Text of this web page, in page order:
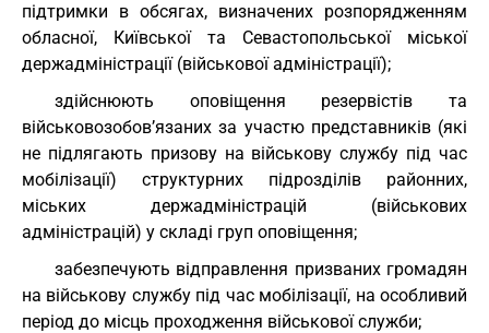
підтримки в обсягах, визначених розпорядженням
обласної, Київської та Севастопольської міської
держадміністрації (військової адміністрації);
здійснюють оповіщення резервістів та
військовозобов’язаних за участю представників (які
не підлягають призову на військову службу під час
мобілізації) структурних підрозділів районних,
міських держадміністрацій (військових
адміністрацій) у складі груп оповіщення;
забезпечують відправлення призваних громадян
на військову службу під час мобілізації, на особливий
період до місць проходження військової служби;